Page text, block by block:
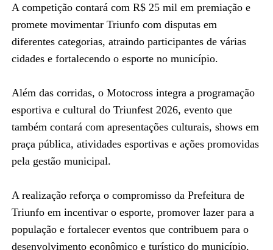
A competição contará com R$ 25 mil em premiação e
promete movimentar Triunfo com disputas em
diferentes categorias, atraindo participantes de várias
cidades e fortalecendo o esporte no município.
Além das corridas, o Motocross integra a programação
esportiva e cultural do Triunfest 2026, evento que
também contará com apresentações culturais, shows em
praça pública, atividades esportivas e ações promovidas
pela gestão municipal.
A realização reforça o compromisso da Prefeitura de
Triunfo em incentivar o esporte, promover lazer para a
população e fortalecer eventos que contribuem para o
desenvolvimento econômico e turístico do município.